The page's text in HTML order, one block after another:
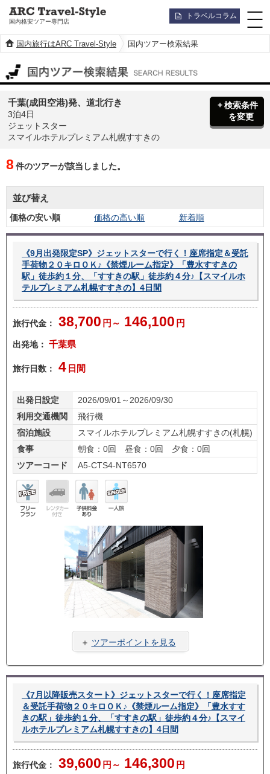
国内格安ツアー専門店
トラベルコラム
国内旅行はARC Travel-Style 国内ツアー検索結果
千葉(成田空港)発、道北行き
3泊4日
ジェットスター
スマイルホテルプレミアム札幌すすきの
検索条件
を変更
8 件のツアーが該当しました。
並び替え
価格の安い順 価格の高い順 新着順
《9月出発限定SP》ジェットスターで行く！座席指定＆受託
手荷物２０キロＯＫ♪《禁煙ルーム指定》「豊水すすきの
駅」徒歩約１分、「すすきの駅」徒歩約４分♪【スマイルホ
テルプレミアム札幌すすきの】4日間
旅行代金： 38,700 円～ 146,100 円
出発地： 千葉県
旅行日数： 4 日間
出発日設定
2026/09/01～2026/09/30
利用交通機関
飛行機
宿泊施設
スマイルホテルプレミアム札幌すすきの(札幌)
食事
朝食：0回 昼食：0回 夕食：0回
ツアーコード
A5-CTS4-NT6570
料金
あり
旅
＋ ツアーポイントを見る
《7月以降販売スタート》ジェットスターで行く！座席指定
＆受託手荷物２０キロＯＫ♪《禁煙ルーム指定》「豊水すす
きの駅」徒歩約１分、「すすきの駅」徒歩約４分♪【スマイ
ルホテルプレミアム札幌すすきの】4日間
旅行代金： 39,600 円～ 146,300 円